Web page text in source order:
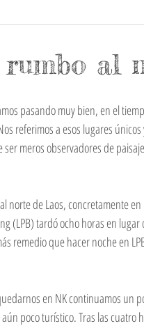
al
pasando muy bien, en el
referimos a esos lugares
ser meros observadores de
norte de Laos, concretamente
(LPB) tardó ocho horas en
remedio que hacer noche en
en NK continuamos un
poco turístico. Tras las cuatro